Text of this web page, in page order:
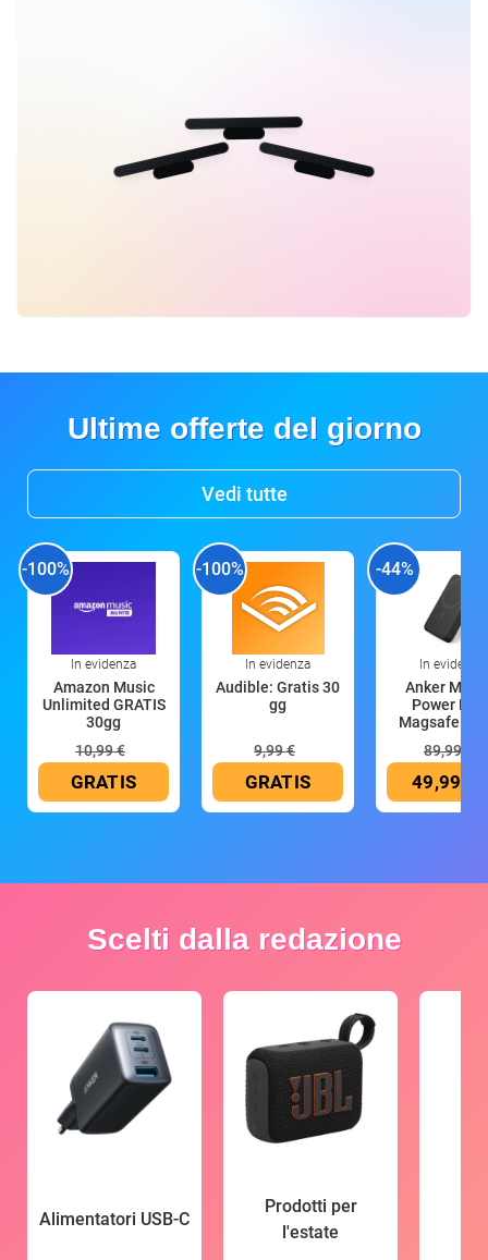
Ultime offerte del giorno
Vedi tutte
-100%
In evidenza
Amazon Music
Unlimited GRATIS
30gg
10,99 €
GRATIS
-100%
In evidenza
Audible: Gratis 30
gg
9,99 €
GRATIS
-44%
In evidenza
Anker
Power
Magsafe
89,99 €
49,99 €
Scelti dalla redazione
Alimentatori USB-C
Prodotti per
l'estate